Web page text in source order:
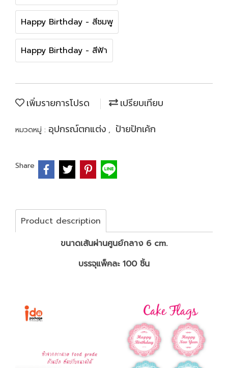
Happy Birthday - สีชมพู
Happy Birthday - สีฟ้า
เพิ่มรายการโปรด เปรียบเทียบ
หมวดหมู่ : อุปกรณ์ตกแต่ง , ป้ายปักเค้ก
Share
Product description
ขนาดเส้นผ่านศูนย์กลาง 6 cm.
บรรจุแพ็คละ 100 ชิ้น